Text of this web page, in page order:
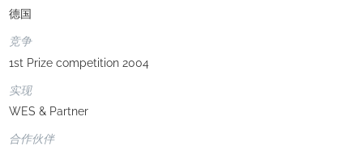
德国
竞争
1st Prize competition 2004
实现
WES & Partner
合作伙伴